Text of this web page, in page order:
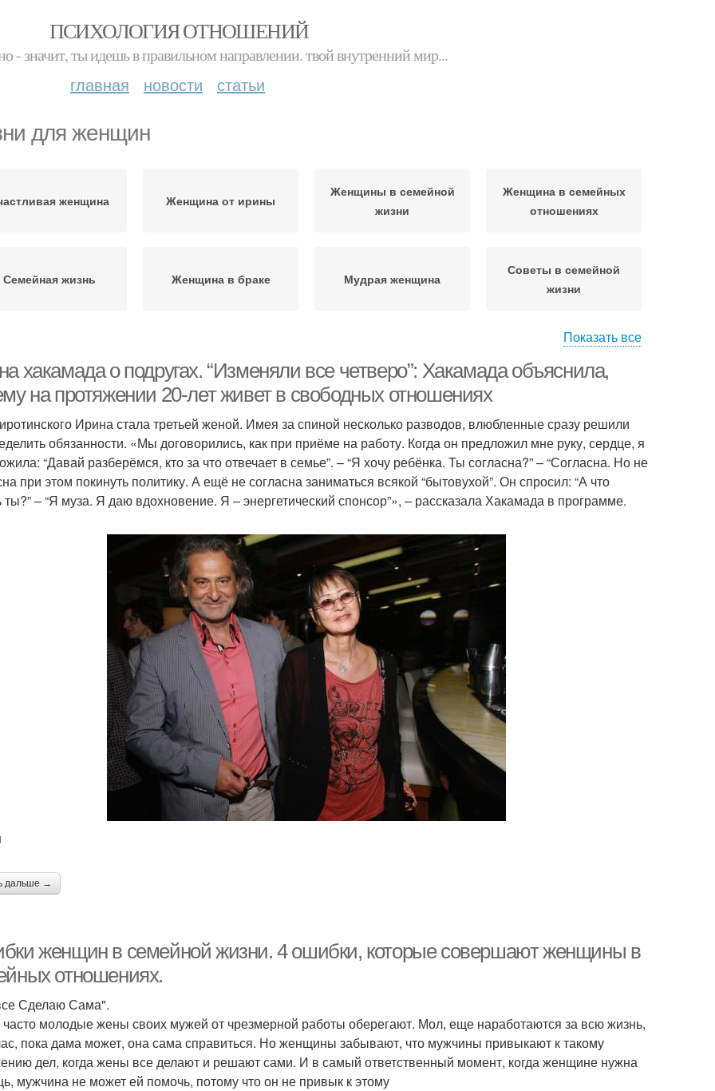
ПСИХОЛОГИЯ ОТНОШЕНИЙ
- значит, ты идешь в правильном направлении. твой внутренний мир...
главная новости статьи
для женщин
женщина Женщина от ирины
Женщины в семейной
жизни
Женщина в семейных
отношениях
Семейная жизнь Женщина в браке Мудрая женщина
Советы в семейной
жизни
Показать все
хакамада о подругах. “Изменяли все четверо”: Хакамада объяснила,
на протяжении 20-лет живет в свободных отношениях
Ирина стала третьей женой. Имея за спиной несколько разводов, влюбленные сразу решили
обязанности. «Мы договорились, как при приёме на работу. Когда он предложил мне руку, сердце, я
“Давай разберёмся, кто за что отвечает в семье”. – “Я хочу ребёнка. Ты согласна?” – “Согласна. Но не
при этом покинуть политику. А ещё не согласна заниматься всякой “бытовухой”. Он спросил: “А что
– “Я муза. Я даю вдохновение. Я – энергетический спонсор”», – рассказала Хакамада в программе.
дальше →
женщин в семейной жизни. 4 ошибки, которые совершают женщины в
отношениях.
Сделаю Сама".
молодые жены своих мужей от чрезмерной работы оберегают. Мол, еще наработаются за всю жизнь,
пока дама может, она сама справиться. Но женщины забывают, что мужчины привыкают к такому
дел, когда жены все делают и решают сами. И в самый ответственный момент, когда женщине нужна
мужчина не может ей помочь, потому что он не привык к этому